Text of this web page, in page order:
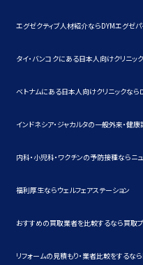
エグゼクティブ人材紹介ならDYMエグゼパ
タイ・バンコクにある日本人向けクリニッ
ベトナムにある日本人向けクリニックなら
インドネシア・ジャカルタの一般外来・健
内科・小児科・ワクチンの予防接種なら
福利厚生ならウェルフェアステーション
おすすめの買取業者を比較するなら買取プ
リフォームの見積もり・業者比較をするな